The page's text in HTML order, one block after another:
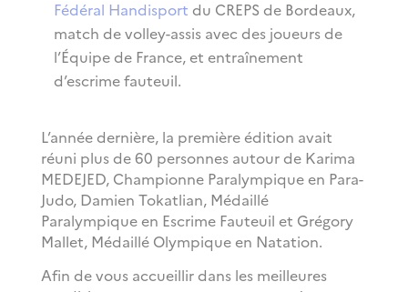
Fédéral Handisport du CREPS de Bordeaux,
match de volley-assis avec des joueurs de
l’Équipe de France, et entraînement
d’escrime fauteuil.
L’année dernière, la première édition avait
réuni plus de 60 personnes autour de Karima
MEDEJED, Championne Paralympique en Para-
Judo, Damien Tokatlian, Médaillé
Paralympique en Escrime Fauteuil et Grégory
Mallet, Médaillé Olympique en Natation.
Afin de vous accueillir dans les meilleures